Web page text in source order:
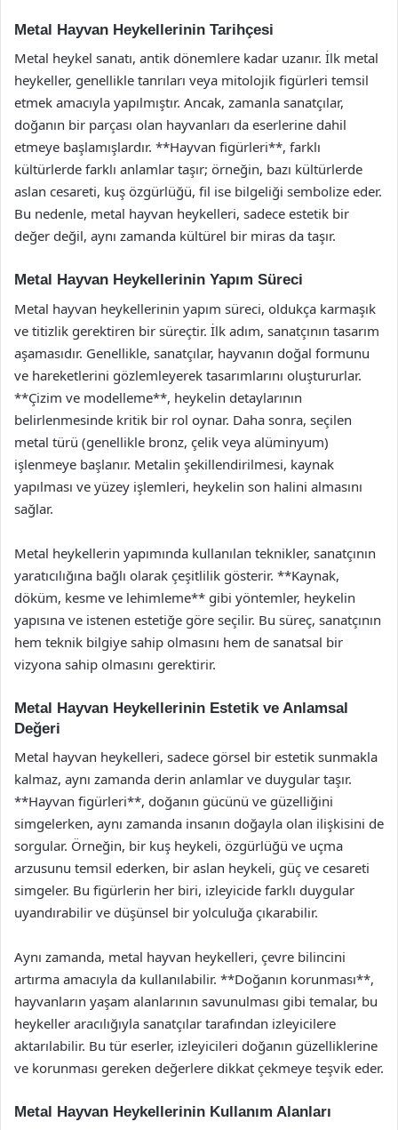
Metal Hayvan Heykellerinin Tarihçesi
Metal heykel sanatı, antik dönemlere kadar uzanır. İlk metal
heykeller, genellikle tanrıları veya mitolojik figürleri temsil
etmek amacıyla yapılmıştır. Ancak, zamanla sanatçılar,
doğanın bir parçası olan hayvanları da eserlerine dahil
etmeye başlamışlardır. **Hayvan figürleri**, farklı
kültürlerde farklı anlamlar taşır; örneğin, bazı kültürlerde
aslan cesareti, kuş özgürlüğü, fil ise bilgeliği sembolize eder.
Bu nedenle, metal hayvan heykelleri, sadece estetik bir
değer değil, aynı zamanda kültürel bir miras da taşır.
Metal Hayvan Heykellerinin Yapım Süreci
Metal hayvan heykellerinin yapım süreci, oldukça karmaşık
ve titizlik gerektiren bir süreçtir. İlk adım, sanatçının tasarım
aşamasıdır. Genellikle, sanatçılar, hayvanın doğal formunu
ve hareketlerini gözlemleyerek tasarımlarını oluştururlar.
**Çizim ve modelleme**, heykelin detaylarının
belirlenmesinde kritik bir rol oynar. Daha sonra, seçilen
metal türü (genellikle bronz, çelik veya alüminyum)
işlenmeye başlanır. Metalin şekillendirilmesi, kaynak
yapılması ve yüzey işlemleri, heykelin son halini almasını
sağlar.
Metal heykellerin yapımında kullanılan teknikler, sanatçının
yaratıcılığına bağlı olarak çeşitlilik gösterir. **Kaynak,
döküm, kesme ve lehimleme** gibi yöntemler, heykelin
yapısına ve istenen estetiğe göre seçilir. Bu süreç, sanatçının
hem teknik bilgiye sahip olmasını hem de sanatsal bir
vizyona sahip olmasını gerektirir.
Metal Hayvan Heykellerinin Estetik ve Anlamsal
Değeri
Metal hayvan heykelleri, sadece görsel bir estetik sunmakla
kalmaz, aynı zamanda derin anlamlar ve duygular taşır.
**Hayvan figürleri**, doğanın gücünü ve güzelliğini
simgelerken, aynı zamanda insanın doğayla olan ilişkisini de
sorgular. Örneğin, bir kuş heykeli, özgürlüğü ve uçma
arzusunu temsil ederken, bir aslan heykeli, güç ve cesareti
simgeler. Bu figürlerin her biri, izleyicide farklı duygular
uyandırabilir ve düşünsel bir yolculuğa çıkarabilir.
Aynı zamanda, metal hayvan heykelleri, çevre bilincini
artırma amacıyla da kullanılabilir. **Doğanın korunması**,
hayvanların yaşam alanlarının savunulması gibi temalar, bu
heykeller aracılığıyla sanatçılar tarafından izleyicilere
aktarılabilir. Bu tür eserler, izleyicileri doğanın güzelliklerine
ve korunması gereken değerlere dikkat çekmeye teşvik eder.
Metal Hayvan Heykellerinin Kullanım Alanları